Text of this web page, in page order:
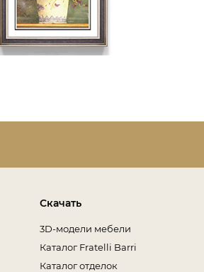
Скачать
3D-модели мебели
Каталог Fratelli Barri
Каталог отделок